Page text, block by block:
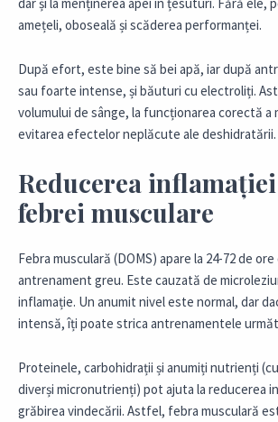
amețeli, oboseală și scăderea performanței.
După efort, este bine să bei apă, iar după
sau foarte intense, și băuturi cu electroliți.
volumului de sânge, la funcționarea corectă a
evitarea efectelor neplăcute ale deshidratării.
Reducerea
febrei musculare
Febra musculară (DOMS) apare la 24-72 de
antrenament greu. Este cauzată de
inflamație. Un anumit nivel este normal, dar
intensă, îți poate strica antrenamentele
Proteinele, carbohidrații și anumiți nutrienți
diverși micronutrienți) pot ajuta la reducerea
grăbirea vindecării. Astfel, febra musculară